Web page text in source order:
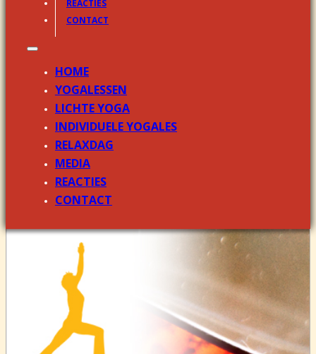
REACTIES
CONTACT
HOME
YOGALESSEN
LICHTE YOGA
INDIVIDUELE YOGALES
RELAXDAG
MEDIA
REACTIES
CONTACT